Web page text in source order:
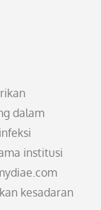
dalam
institusi
kesadaran